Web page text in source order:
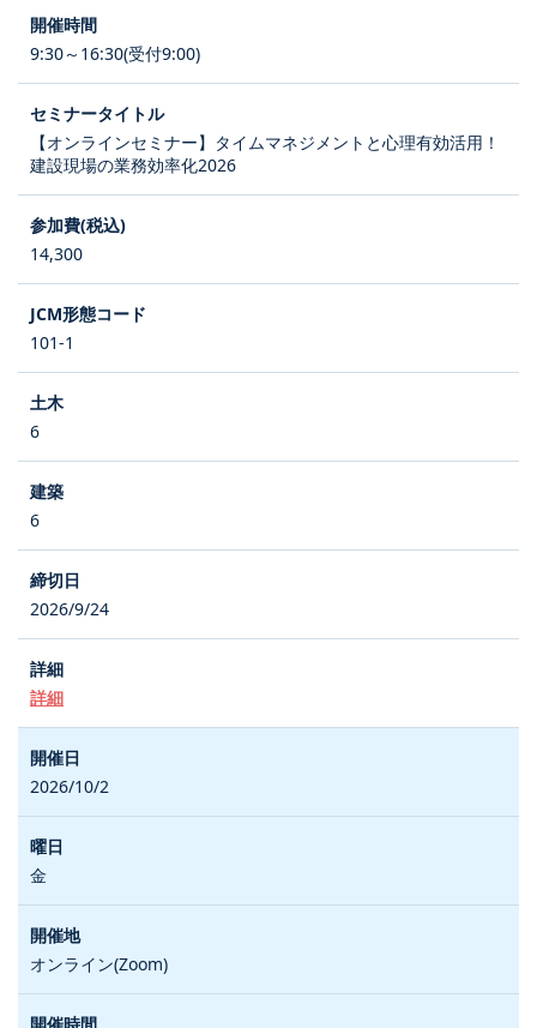
9:30～16:30(受付9:00)
【オンラインセミナー】タイムマネジメントと心理有効活用！
建設現場の業務効率化2026
14,300
101-1
6
6
2026/9/24
詳細
2026/10/2
金
オンライン(Zoom)